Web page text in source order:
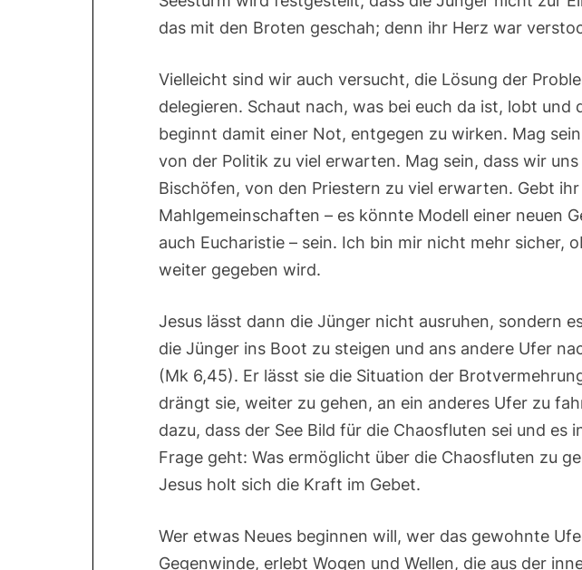
das mit den Broten geschah; denn ihr Herz war
Vielleicht sind wir auch versucht, die Lösung der
delegieren. Schaut nach, was bei euch da ist, lobt und
beginnt damit einer Not, entgegen zu wirken. Mag
von der Politik zu viel erwarten. Mag sein, dass wir
Bischöfen, von den Priestern zu viel erwarten. Gebt
Mahlgemeinschaften – es könnte Modell einer neuen
auch Eucharistie – sein. Ich bin mir nicht mehr sicher,
weiter gegeben wird.
Jesus lässt dann die Jünger nicht ausruhen, sondern
die Jünger ins Boot zu steigen und ans andere Ufer
(Mk 6,45). Er lässt sie die Situation der
drängt sie, weiter zu gehen, an ein anderes Ufer zu
dazu, dass der See Bild für die Chaosfluten sei und es
Frage geht: Was ermöglicht über die Chaosfluten zu
Jesus holt sich die Kraft im Gebet.
Wer etwas Neues beginnen will, wer das gewohnte
Gegenwinde, erlebt Wogen und Wellen, die aus der